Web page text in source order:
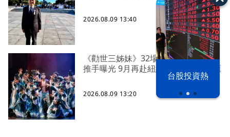
漢光42演習 台股投資熱
2026.08.09 13:40
《勸世三姊妹》32場吸5萬人 幕後四
推手曝光 9月再赴紐約讀劇拚進百老匯
2026.08.09 13:20